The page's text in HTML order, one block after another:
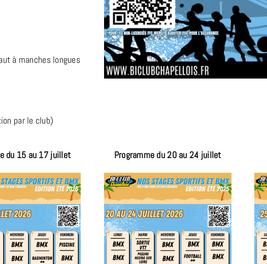
à manches longues
par le club)
du 15 au 17 juillet Programme du 20 au 24 juillet